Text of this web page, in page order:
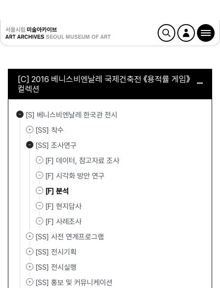
[C] 2016 베니스비엔날레 국제건축전 《용적률 게임》
컬렉션
[S] 베니스비엔날레 한국관 전시
[SS] 착수
[SS] 조사연구
[F] 데이터, 참고자료 조사
[F] 시각화 방안 연구
[F] 분석
[F] 현지답사
[F] 사례조사
[SS] 사전 연계프로그램
[SS] 전시기획
[SS] 전시실행
[SS] 홍보 및 커뮤니케이션